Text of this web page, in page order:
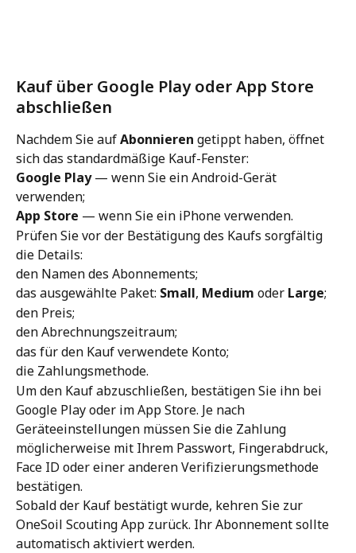
Kauf über Google Play oder App Store
abschließen
Nachdem Sie auf Abonnieren getippt haben, öffnet
sich das standardmäßige Kauf-Fenster:
Google Play — wenn Sie ein Android-Gerät
verwenden;
App Store — wenn Sie ein iPhone verwenden.
Prüfen Sie vor der Bestätigung des Kaufs sorgfältig
die Details:
den Namen des Abonnements;
das ausgewählte Paket: Small, Medium oder Large;
den Preis;
den Abrechnungszeitraum;
das für den Kauf verwendete Konto;
die Zahlungsmethode.
Um den Kauf abzuschließen, bestätigen Sie ihn bei
Google Play oder im App Store. Je nach
Geräteeinstellungen müssen Sie die Zahlung
möglicherweise mit Ihrem Passwort, Fingerabdruck,
Face ID oder einer anderen Verifizierungsmethode
bestätigen.
Sobald der Kauf bestätigt wurde, kehren Sie zur
OneSoil Scouting App zurück. Ihr Abonnement sollte
automatisch aktiviert werden.